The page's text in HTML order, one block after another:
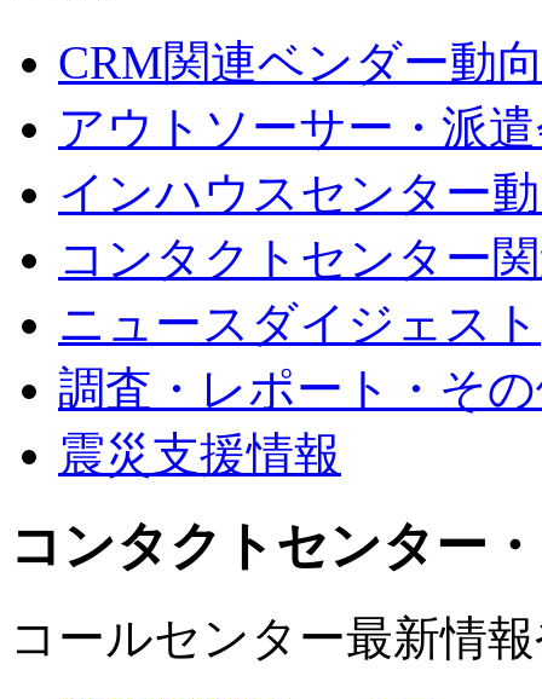
CRM関連ベンダー動
アウトソーサー・派
インハウスセンター
コンタクトセンター
ニュースダイジェスト
調査・レポート・そ
震災支援情報
コンタクトセンター
コールセンター最新情